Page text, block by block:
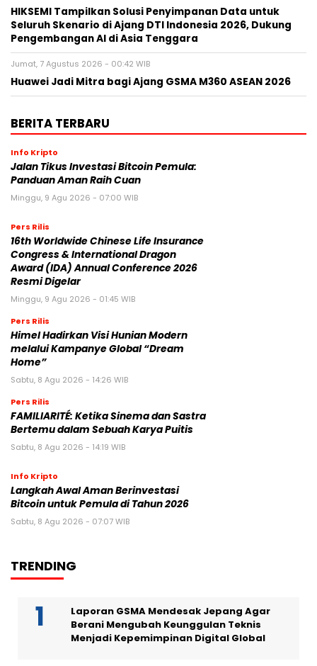
HIKSEMI Tampilkan Solusi Penyimpanan Data untuk
Seluruh Skenario di Ajang DTI Indonesia 2026, Dukung
Pengembangan AI di Asia Tenggara
Jumat, 7 Agustus 2026 - 00:42 WIB
Huawei Jadi Mitra bagi Ajang GSMA M360 ASEAN 2026
BERITA TERBARU
Info Kripto
Jalan Tikus Investasi Bitcoin Pemula:
Panduan Aman Raih Cuan
Minggu, 9 Agu 2026 - 07:00 WIB
Pers Rilis
16th Worldwide Chinese Life Insurance
Congress & International Dragon
Award (IDA) Annual Conference 2026
Resmi Digelar
Minggu, 9 Agu 2026 - 01:45 WIB
Pers Rilis
Himel Hadirkan Visi Hunian Modern
melalui Kampanye Global “Dream
Home”
Sabtu, 8 Agu 2026 - 14:26 WIB
Pers Rilis
FAMILIARITÉ: Ketika Sinema dan Sastra
Bertemu dalam Sebuah Karya Puitis
Sabtu, 8 Agu 2026 - 14:19 WIB
Info Kripto
Langkah Awal Aman Berinvestasi
Bitcoin untuk Pemula di Tahun 2026
Sabtu, 8 Agu 2026 - 07:07 WIB
TRENDING
Laporan GSMA Mendesak Jepang Agar
Berani Mengubah Keunggulan Teknis
Menjadi Kepemimpinan Digital Global